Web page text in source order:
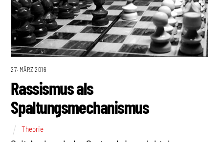
27. MÄRZ 2016
Rassismus als
Spaltungsmechanismus
Theorie